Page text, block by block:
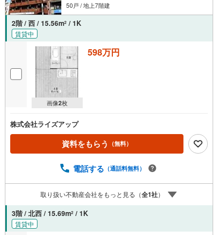
50戸 / 地上7階建
2階 / 西 / 15.56m2 / 1K
賃貸中
画像2枚
598万円
株式会社ライズアップ
資料をもらう （無料）
電話する （通話料無料）
取り扱い不動産会社をもっと見る（全1社）
3階 / 北西 / 15.69m2 / 1K
賃貸中